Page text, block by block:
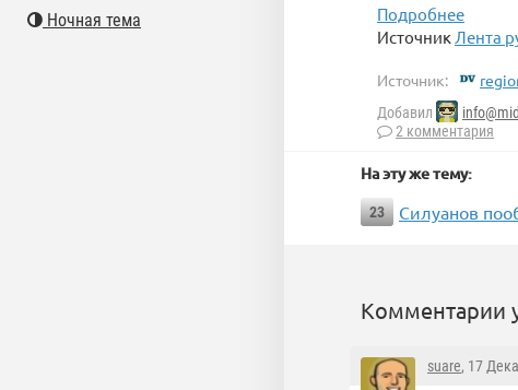
Подробнее
Источник Лента
Источник:
Добавил
2 комментария
На эту же тему:
23 Силуанов
Комментарии
suare, 17
Ночная тема